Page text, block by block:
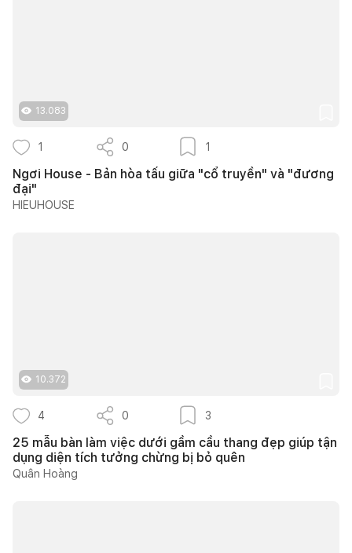
13.083
1 0 1
Ngơi House - Bản hòa tấu giữa "cổ truyền" và "đương
đại"
HIEUHOUSE
10.372
4 0 3
25 mẫu bàn làm việc dưới gầm cầu thang đẹp giúp tận
dụng diện tích tưởng chừng bị bỏ quên
Quân Hoàng